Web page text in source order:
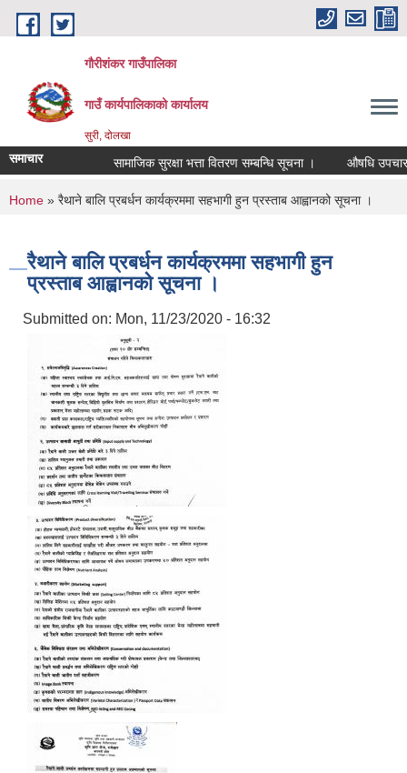
Skip to main content
गौरीशंकर गाउँपालिका
गाउँ कार्यपालिकाको कार्यालय
सुरी, दोलखा
समाचार सामाजिक सुरक्षा भत्ता वितरण सम्बन्धि सूचना । औषधि उपचार
You are here
Home » रैथाने बालि प्रबर्धन कार्यक्रममा सहभागी हुन प्रस्ताब आह्वानको सूचना ।
रैथाने बालि प्रबर्धन कार्यक्रममा सहभागी हुन
प्रस्ताब आह्वानको सूचना ।
Submitted on: Mon, 11/23/2020 - 16:32